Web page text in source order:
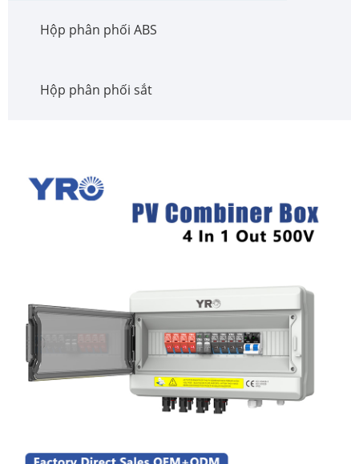
Hộp phân phối ABS
Hộp phân phối sắt